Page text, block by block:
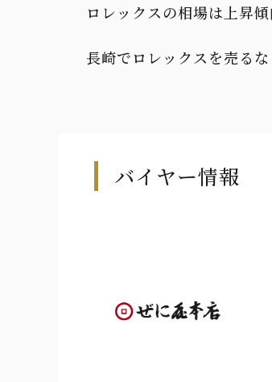
ロレックスの相場は上昇
長崎でロレックスを売る
バイヤー情報